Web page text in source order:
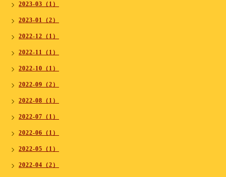
2023-03（1）
2023-01（2）
2022-12（1）
2022-11（1）
2022-10（1）
2022-09（2）
2022-08（1）
2022-07（1）
2022-06（1）
2022-05（1）
2022-04（2）